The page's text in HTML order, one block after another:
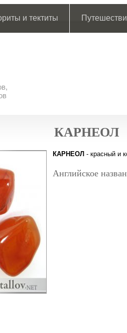
и тектиты
КАРНЕОЛ
КАРНЕОЛ - красный и
Английское